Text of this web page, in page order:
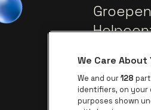
Groepen
We Care About
We and our128
identifiers, on
purposes shown